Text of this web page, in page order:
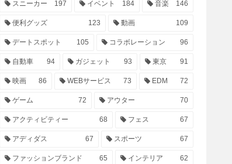
スニーカー 197 イベント 184 音楽 146
便利グッズ 123 動画 109
デートスポット 105 コラボレーション 96
自動車 94 ガジェット 93 東京 91
映画 86 WEBサービス 73 EDM 72
ゲーム 72 アウター 70
アクティビティー 68 フェス 67
アディダス 67 スポーツ 67
ファッションブランド 65 インテリア 62